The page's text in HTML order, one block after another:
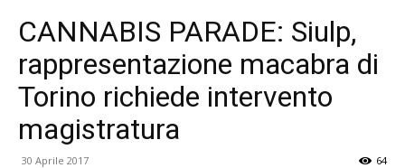
CANNABIS PARADE: Siulp,
rappresentazione macabra di
Torino richiede intervento
magistratura
30 Aprile 2017 64